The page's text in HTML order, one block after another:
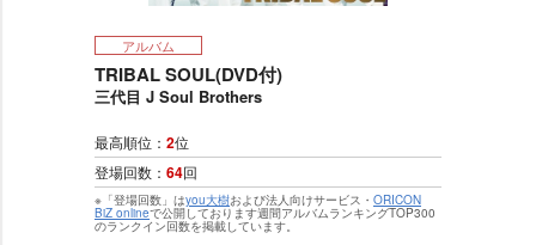
アルバム
TRIBAL SOUL(DVD付)
三代目 J Soul Brothers
最高順位： 2位
登場回数： 64回
※「登場回数」はyou大樹および法人向けサービス・ ORICON
BiZ onlineで公開しております週間アルバムランキングTOP300
のランクイン回数を掲載しています。